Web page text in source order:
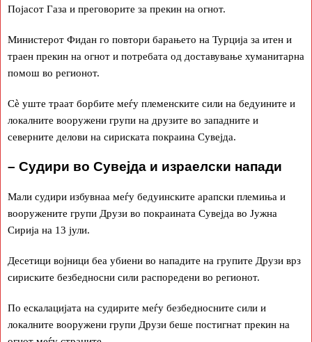
Појасот Газа и преговорите за прекин на огнот.
Министерот Фидан го повтори барањето на Турција за итен и
траен прекин на огнот и потребата од доставување хуманитарна
помош во регионот.
Сè уште траат борбите меѓу племенските сили на бедуините и
локалните вооружени групи на друзите во западните и
северните делови на сириската покраина Сувејда.
– Судири во Сувејда и израелски напади
Мали судири избувнаа меѓу бедуинските арапски племиња и
вооружените групи Друзи во покраината Сувејда во Јужна
Сирија на 13 јули.
Десетици војници беа убиени во нападите на групите Друзи врз
сириските безбедносни сили распоредени во регионот.
По ескалацијата на судирите меѓу безбедносните сили и
локалните вооружени групи Друзи беше постигнат прекин на